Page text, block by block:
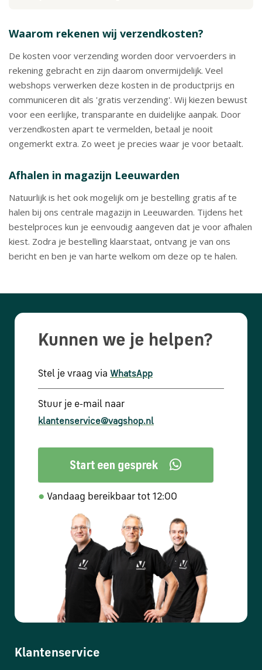
Waarom rekenen wij verzendkosten?
De kosten voor verzending worden door vervoerders in
rekening gebracht en zijn daarom onvermijdelijk. Veel
webshops verwerken deze kosten in de productprijs en
communiceren dit als 'gratis verzending'. Wij kiezen bewust
voor een eerlijke, transparante en duidelijke aanpak. Door
verzendkosten apart te vermelden, betaal je nooit
ongemerkt extra. Zo weet je precies waar je voor betaalt.
Afhalen in magazijn Leeuwarden
Natuurlijk is het ook mogelijk om je bestelling gratis af te
halen bij ons centrale magazijn in Leeuwarden. Tijdens het
bestelproces kun je eenvoudig aangeven dat je voor afhalen
kiest. Zodra je bestelling klaarstaat, ontvang je van ons
bericht en ben je van harte welkom om deze op te halen.
Kunnen we je helpen?
Stel je vraag via WhatsApp
Stuur je e-mail naar
klantenservice@vagshop.nl
● Vandaag bereikbaar tot 12:00
Klantenservice